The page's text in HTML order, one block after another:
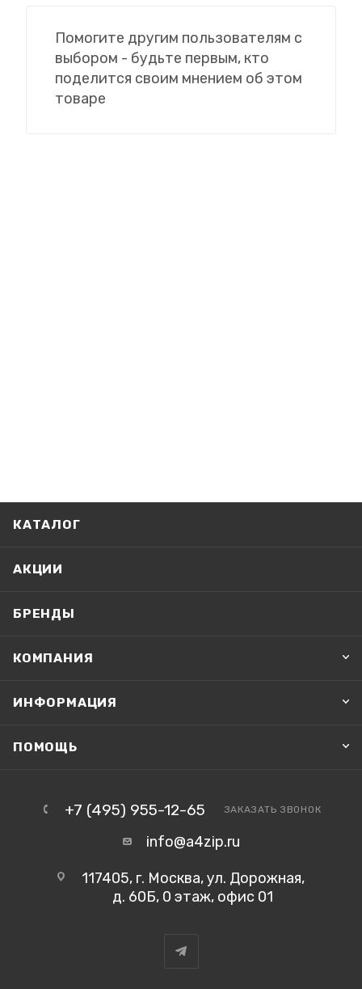
Помогите другим пользователям с
выбором - будьте первым, кто
поделится своим мнением об этом
товаре
КАТАЛОГ
АКЦИИ
БРЕНДЫ
КОМПАНИЯ
ИНФОРМАЦИЯ
ПОМОЩЬ
+7 (495) 955-12-65 ЗАКАЗАТЬ ЗВОНОК
info@a4zip.ru
117405, г. Москва, ул. Дорожная,
д. 60Б, 0 этаж, офис 01